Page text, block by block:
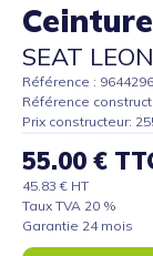
SEAT
Référence :
Référence
Prix constructeur:
55.00 €
45.83 € HT
Taux TVA 20 %
Garantie 24 mois